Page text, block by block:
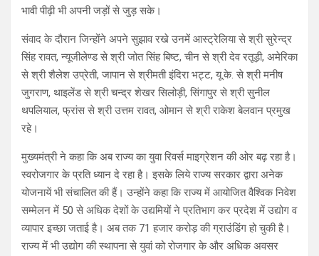
भावी पीढ़ी भी अपनी जड़ों से जुड़ सके।
संवाद के दौरान जिन्होंने अपने सुझाव रखे उनमें आस्ट्रेलिया से श्री सुरेन्द्र
सिंह रावत, न्यूजीलेण्ड से श्री जोत सिंह बिष्ट, चीन से श्री देव रतूड़ी, अमेरिका
से श्री शैलेश उप्रेती, जापान से श्रीमती इंदिरा भट्ट, यू.के. से श्री मनीष
जुगराण, थाइलेंड से श्री चन्द्र शेखर सिलोड़ी, सिंगापुर से श्री सुनील
थपलियाल, फ्रांस से श्री उत्तम रावत, ओमान से श्री राकेश बेलवान प्रमुख
रहे।
मुख्यमंत्री ने कहा कि अब राज्य का युवा रिवर्स माइग्रेशन की ओर बढ़ रहा है।
स्वरोजगार के प्रति ध्यान दे रहा है। इसके लिये राज्य सरकार द्वारा अनेक
योजनायें भी संचालित की हैं। उन्होंने कहा कि राज्य में आयोजित वैश्विक निवेश
सम्मेलन में 50 से अधिक देशों के उद्यमियों ने प्रतिभाग कर प्रदेश में उद्योग व
व्यापार इच्छा जताई है। अब तक 71 हजार करोड़ की ग्राउंडिंग हो चुकी है।
राज्य में भी उद्योग की स्थापना से युवां को रोजगार के और अधिक अवसर